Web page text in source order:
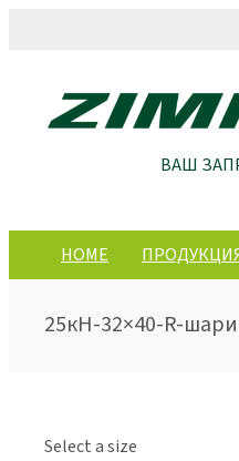
ВАШ
HOME
25кН-32×40-R-
Select a size